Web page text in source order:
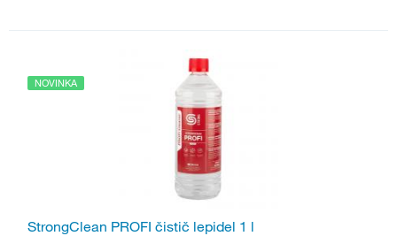
NOVINKA
StrongClean PROFI čistič lepidel 1 l